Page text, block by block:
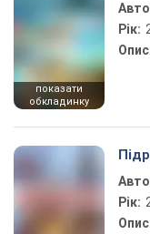
показати
обкладинку
Рік:
Рік: